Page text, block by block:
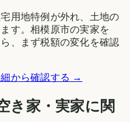
用地特例が外れ、土地の
す。相模原市の実家を
、まず税額の変化を確認
から確認する →
き家・実家に関